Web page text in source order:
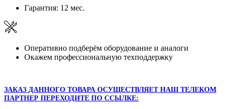
Гарантия: 12 мес.
Оперативно подберём оборудование и аналоги
Окажем профессиональную техподдержку
ЗАКАЗ ДАННОГО ТОВАРА ОСУЩЕСТВЛЯЕТ НАШ ТЕЛЕКОМ
ПАРТНЕР ПЕРЕХОДИТЕ ПО ССЫЛКЕ: